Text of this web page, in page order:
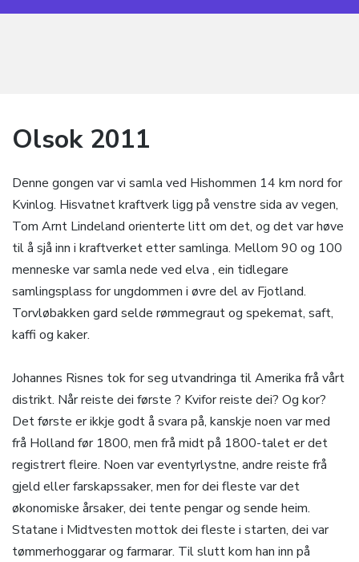
Olsok 2011
Denne gongen var vi samla ved Hishommen 14 km nord for
Kvinlog. Hisvatnet kraftverk ligg på venstre sida av vegen,
Tom Arnt Lindeland orienterte litt om det, og det var høve
til å sjå inn i kraftverket etter samlinga. Mellom 90 og 100
menneske var samla nede ved elva , ein tidlegare
samlingsplass for ungdommen i øvre del av Fjotland.
Torvløbakken gard selde rømmegraut og spekemat, saft,
kaffi og kaker.
Johannes Risnes tok for seg utvandringa til Amerika frå vårt
distrikt. Når reiste dei første ? Kvifor reiste dei? Og kor?
Det første er ikkje godt å svara på, kanskje noen var med
frå Holland før 1800, men frå midt på 1800-talet er det
registrert fleire. Noen var eventyrlystne, andre reiste frå
gjeld eller farskapssaker, men for dei fleste var det
økonomiske årsaker, dei tente pengar og sende heim.
Statane i Midtvesten mottok dei fleste i starten, dei var
tømmerhoggarar og farmarar. Til slutt kom han inn på